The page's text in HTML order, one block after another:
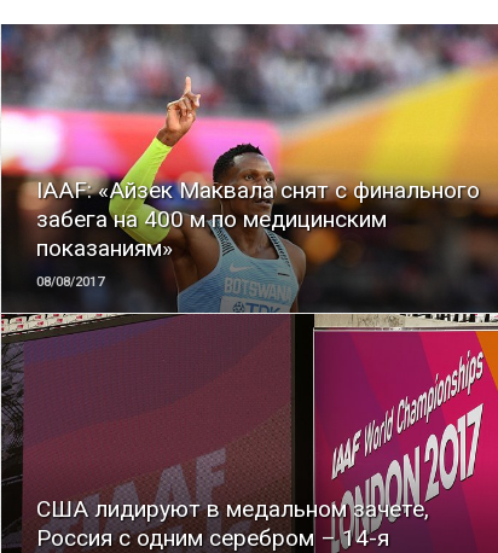
IAAF: «Айзек Маквала снят с финального
забега на 400 м по медицинским
показаниям»
08/08/2017
ЧИТАТЬ
США лидируют в медальном зачете,
Россия с одним серебром – 14-я
ЧИТАТЬ